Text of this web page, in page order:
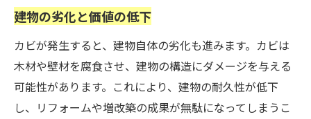
建物の劣化と価値の低下
カビが発生すると、建物自体の劣化も進みます。カビは
木材や壁材を腐食させ、建物の構造にダメージを与える
可能性があります。これにより、建物の耐久性が低下
し、リフォームや増改築の成果が無駄になってしまうこ